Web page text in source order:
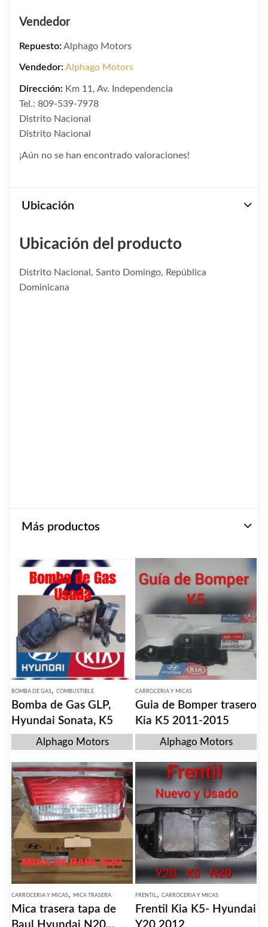
Vendedor
Repuesto: Alphago Motors
Vendedor: Alphago Motors
Dirección: Km 11, Av. Independencia
Tel.: 809-539-7978
Distrito Nacional
Distrito Nacional
¡Aún no se han encontrado valoraciones!
Ubicación
Ubicación del producto
Distrito Nacional, Santo Domingo, República
Dominicana
Más productos
BOMBA DE GAS, COMBUSTIBLE
Bomba de Gas GLP,
Hyundai Sonata, K5
Alphago Motors
CARROCERIA Y MICAS
Guia de Bomper trasero
Kia K5 2011-2015
Alphago Motors
CARROCERIA Y MICAS, MICA TRASERA
Mica trasera tapa de
FRENTIL, CARROCERIA Y MICAS
Frentil Kia K5- Hyundai